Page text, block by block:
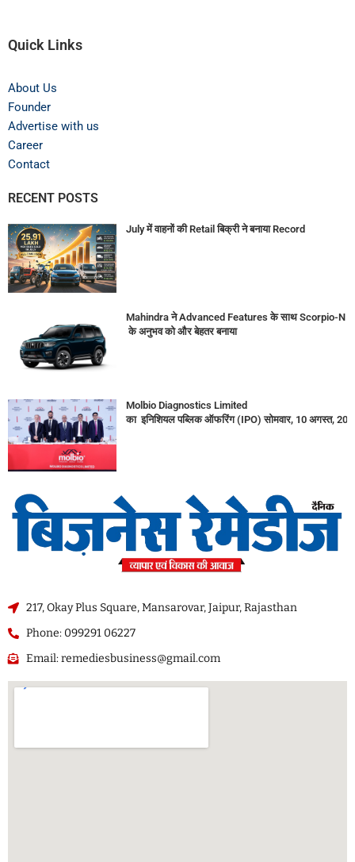
Quick Links
About Us
Founder
Advertise with us
Career
Contact
RECENT POSTS
July में वाहनों की Retail बिक्री ने बनाया Record
Mahindra ने Advanced Features के साथ Scorpio-N
के अनुभव को और बेहतर बनाया
Molbio Diagnostics Limited
का इनिशियल पब्लिक ऑफरिंग (IPO) सोमवार, 10 अगस्त,
217, Okay Plus Square, Mansarovar, Jaipur, Rajasthan
Phone: 099291 06227
Email: remediesbusiness@gmail.com